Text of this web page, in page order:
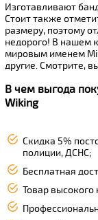
Изготавливают
Стоит также
размеру, поэтому
недорого! В нашем
мировым именем
другие. Смотрите,
В чем выгода
Wiking
Скидка 5%
полиции, ДСНС;
Бесплатная
Товар высокого